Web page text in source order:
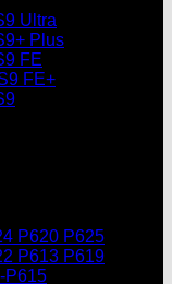
Ultra
Plus
FE
FE+
P620 P625
P613 P619
P615